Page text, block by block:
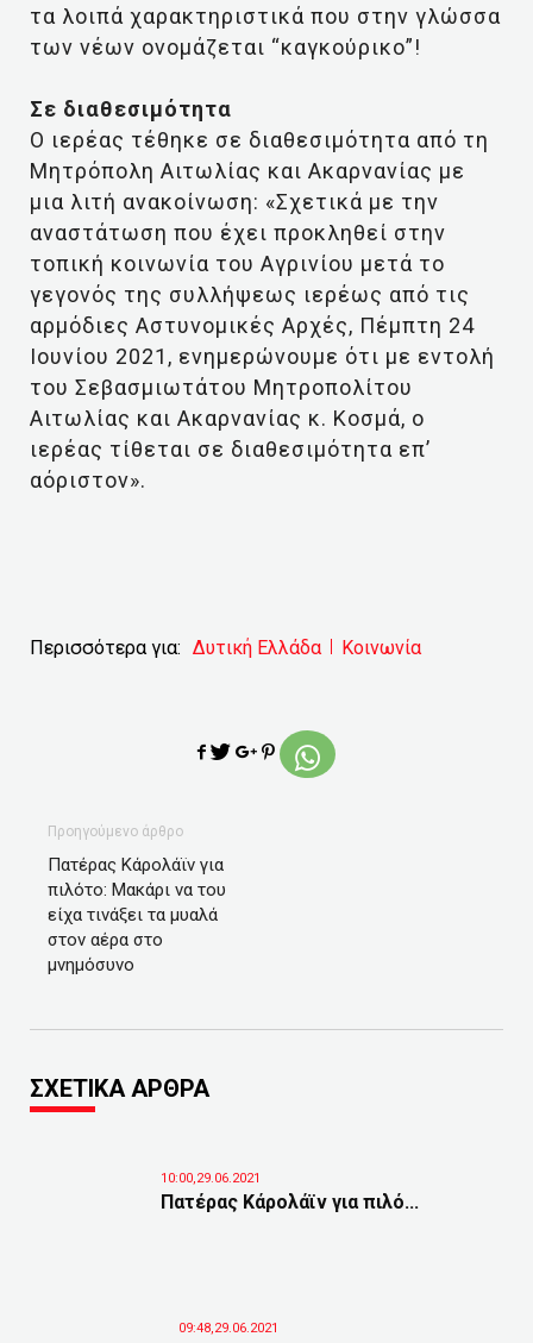
τα λοιπά χαρακτηριστικά που στην γλώσσα
των νέων ονομάζεται “καγκούρικο”!
Σε διαθεσιμότητα
Ο ιερέας τέθηκε σε διαθεσιμότητα από τη
Μητρόπολη Αιτωλίας και Ακαρνανίας με
μια λιτή ανακοίνωση: «Σχετικά με την
αναστάτωση που έχει προκληθεί στην
τοπική κοινωνία του Αγρινίου μετά το
γεγονός της συλλήψεως ιερέως από τις
αρμόδιες Αστυνομικές Αρχές, Πέμπτη 24
Ιουνίου 2021, ενημερώνουμε ότι με εντολή
του Σεβασμιωτάτου Μητροπολίτου
Αιτωλίας και Ακαρνανίας κ. Κοσμά, ο
ιερέας τίθεται σε διαθεσιμότητα επ’
αόριστον».
Περισσότερα για: Δυτική Ελλάδα Κοινωνία
Προηγούμενο άρθρο
Πατέρας Κάρολάϊν για
πιλότο: Μακάρι να του
είχα τινάξει τα μυαλά
στον αέρα στο
μνημόσυνο
ΣΧΕΤΙΚΑ ΑΡΘΡΑ
10:00,29.06.2021
Πατέρας Κάρολάϊν για πιλό...
09:48,29.06.2021